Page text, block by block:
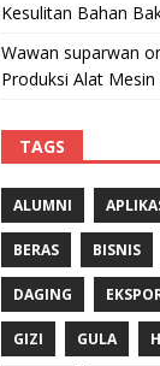
Kesulitan Bahan
Wawan suparwan
Produksi Alat
TAGS
ALUMNI
BERAS BISNIS
DAGING
GIZI GULA